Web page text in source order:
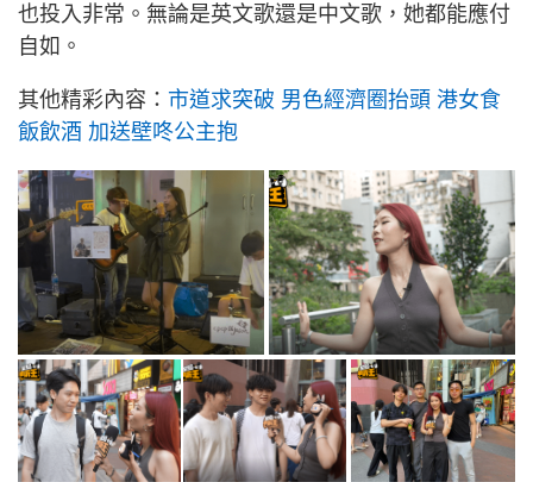
也投入非常。無論是英文歌還是中文歌，她都能應付
自如。
其他精彩內容： 市道求突破 男色經濟圈抬頭 港女食
飯飲酒 加送壁咚公主抱